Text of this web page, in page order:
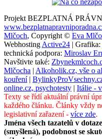
Projekt BEZPLATNÁ
Mlčoch, Copyright © Eva
Webhosting Active24 | Grafika:
technická podpora: Miroslav
Navštivte také:
Mlčocha | Alkoholik.cz, vše o
kouření|
online.cz, psychotesty | Itálie -
Texty se řídí aktuální právní
každého článku. Články vždy
legislativní zařazení - více zde.
Jména všech tazatelů v
(smyšlená), podobnost se